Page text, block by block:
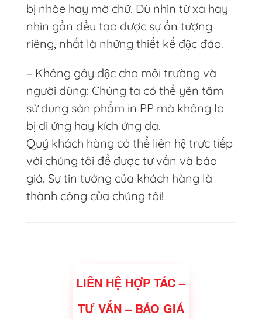
bị nhòe hay mờ chữ. Dù nhìn từ xa hay
nhìn gần đều tạo được sự ấn tượng
riêng, nhất là những thiết kế độc đáo.
– Không gây độc cho môi trường và
người dùng: Chúng ta có thể yên tâm
sử dụng sản phẩm in PP mà không lo
bị di ứng hay kích ứng da.
Quý khách hàng có thể liên hệ trực tiếp
với chúng tôi để được tư vấn và báo
giá. Sự tin tưởng của khách hàng là
thành công của chúng tôi!
LIÊN HỆ HỢP TÁC –
TƯ VẤN – BÁO GIÁ